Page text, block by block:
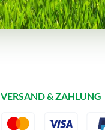
VERSAND & ZAHLUNG